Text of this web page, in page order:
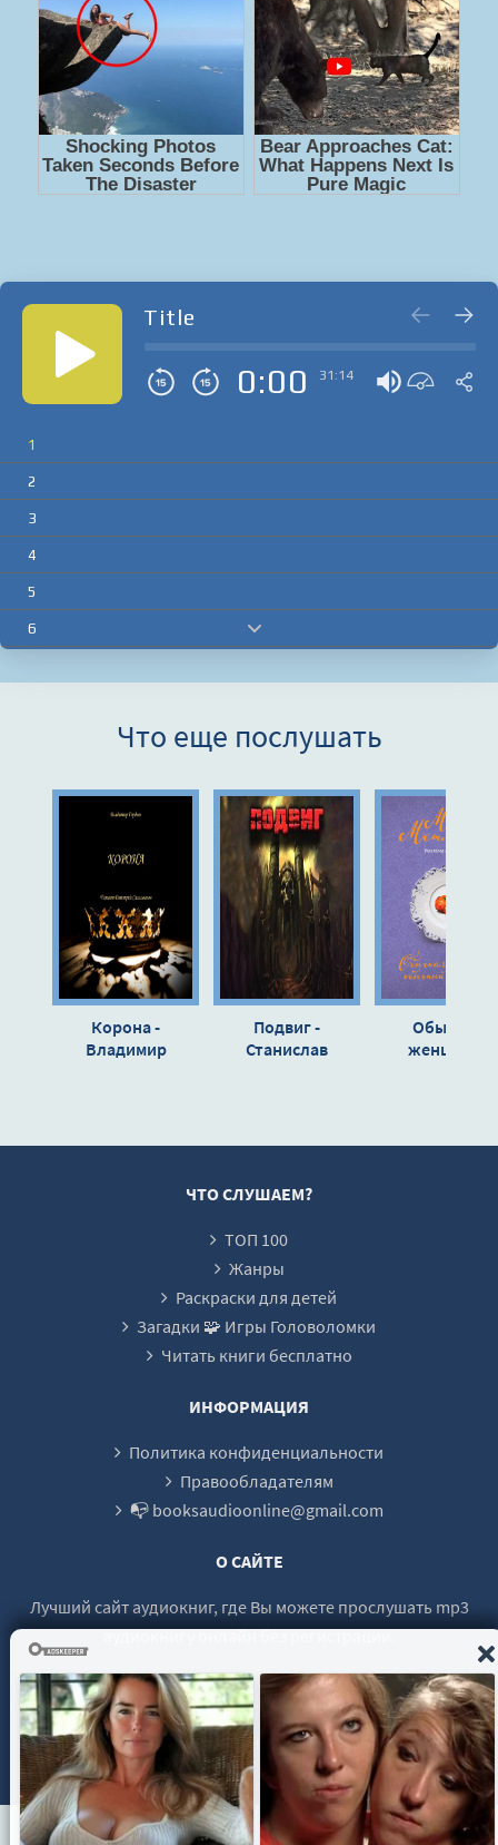
Title
0:00 31:14
1
2
3
4
5
6
20
Что еще послушать
Корона -
Владимир
Подвиг -
Станислав
Обычная
женщина,
ЧТО СЛУШАЕМ?
ТОП 100
Жанры
Раскраски для детей
Загадки 🧩 Игры Головоломки
Читать книги бесплатно
ИНФОРМАЦИЯ
Политика конфиденциальности
Правообладателям
📭 booksaudioonline@gmail.com
О САЙТЕ
Лучший сайт аудиокниг, где Вы можете прослушать mp3
аудиокнигу онлайн без регистрации.
© 2021 - 2026 booksaudio-online.com Все права защищены.